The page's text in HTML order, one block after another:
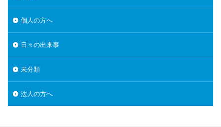
個人の方へ
日々の出来事
未分類
法人の方へ